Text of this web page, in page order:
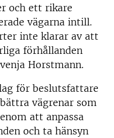
och ett rikare
vägarna intill.
inte klarar av att
förhållanden
Horstmann.
för beslutsfattare
vägrenar som
att anpassa
och ta hänsyn